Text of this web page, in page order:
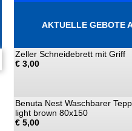
AKTUELLE GEBOTE
Zeller Schneidebrett mit Griff
€ 3,00
Benuta Nest Waschbarer
light brown 80x150
€ 5,00